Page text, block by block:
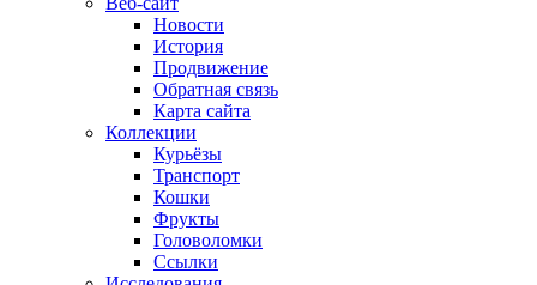
Новости
История
Продвижение
Обратная связь
Карта сайта
Коллекции
Курьёзы
Транспорт
Кошки
Фрукты
Головоломки
Ссылки